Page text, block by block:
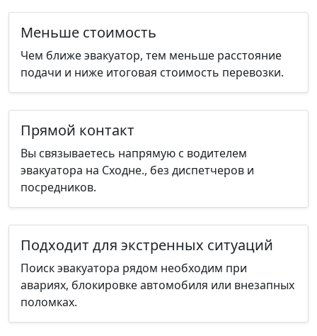
Меньше стоимость
Чем ближе эвакуатор, тем меньше расстояние
подачи и ниже итоговая стоимость перевозки.
Прямой контакт
Вы связываетесь напрямую с водителем
эвакуатора на Сходне., без диспетчеров и
посредников.
Подходит для экстренных ситуаций
Поиск эвакуатора рядом необходим при
авариях, блокировке автомобиля или внезапных
поломках.